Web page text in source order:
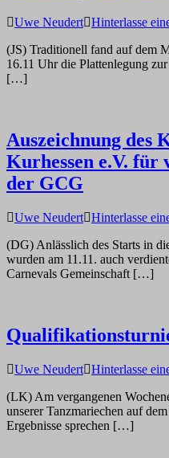
Uwe Neudert Hinterlasse
(JS) Traditionell fand auf dem
16.11 Uhr die Plattenlegung
[…]
Auszeichnung des
Kurhessen e.V.
der GCG
Uwe Neudert Hinterlasse
(DG) Anlässlich des Starts in
wurden am 11.11. auch
Carnevals Gemeinschaft […]
Uwe Neudert Hinterlasse
(LK) Am vergangenen
unserer Tanzmariechen auf
Ergebnisse sprechen […]